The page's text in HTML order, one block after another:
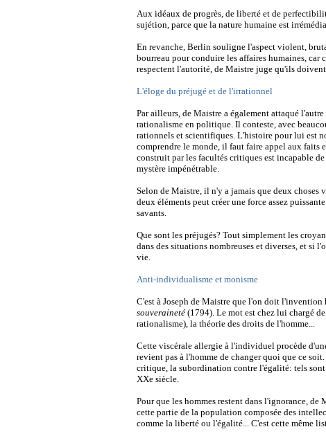
Aux idéaux de progrès, de liberté et de
sujétion, parce que la nature humaine est
En revanche, Berlin souligne l'aspect violent,
bourreau pour conduire les affaires humaines,
respectent l'autorité, de Maistre juge qu'ils
L'éloge du préjugé et de l'irrationnel
Par ailleurs, de Maistre a également attaqué
rationalisme en politique. Il conteste, avec
rationnels et scientifiques. L'histoire pour lui est
comprendre le monde, il faut faire appel aux faits
construit par les facultés critiques est incapable
mystère impénétrable.
Selon de Maistre, il n'y a jamais que deux
deux éléments peut créer une force assez
savants.
Que sont les préjugés? Tout simplement les
dans des situations nombreuses et diverses, et si
vie.
Anti-individualisme et monisme
C'est à Joseph de Maistre que l'on doit
souveraineté (1794). Le mot est chez lui chargé
rationalisme), la théorie des droits de l'homme...
Cette viscérale allergie à l'individuel procède
revient pas à l'homme de changer quoi que ce
critique, la subordination contre l'égalité: tels
XXe siècle.
Pour que les hommes restent dans l'ignorance,
cette partie de la population composée des
comme la liberté ou l'égalité... C'est cette même